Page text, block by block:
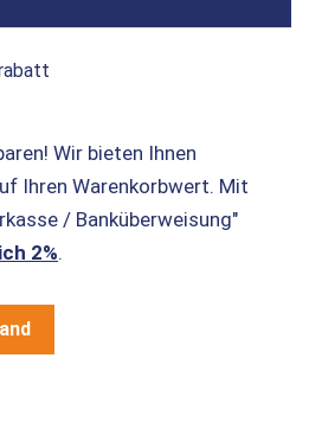
Wir bieten Ihnen
Ihren Warenkorbwert. Mit
/ Banküberweisung"
2%.